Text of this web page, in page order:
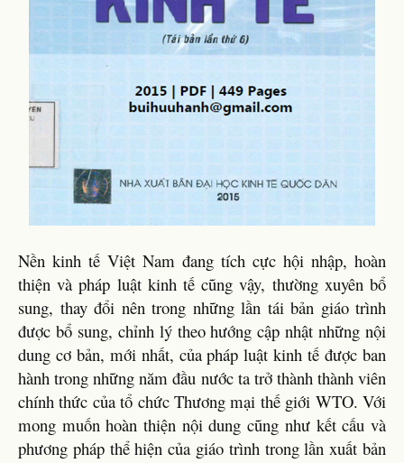
Nền kinh tế Việt Nam đang tích cực hội nhập, hoàn
thiện và pháp luật kinh tế cũng vậy, thường xuyên bổ
sung, thay đổi nên trong những lần tái bản giáo trình
được bổ sung, chỉnh lý theo hướng cập nhật những nội
dung cơ bản, mới nhất, của pháp luật kinh tế được ban
hành trong những năm đầu nước ta trở thành thành viên
chính thức của tổ chức Thương mại thế giới WTO. Với
mong muốn hoàn thiện nội dung cũng như kết cấu và
phương pháp thể hiện của giáo trình trong lần xuất bản